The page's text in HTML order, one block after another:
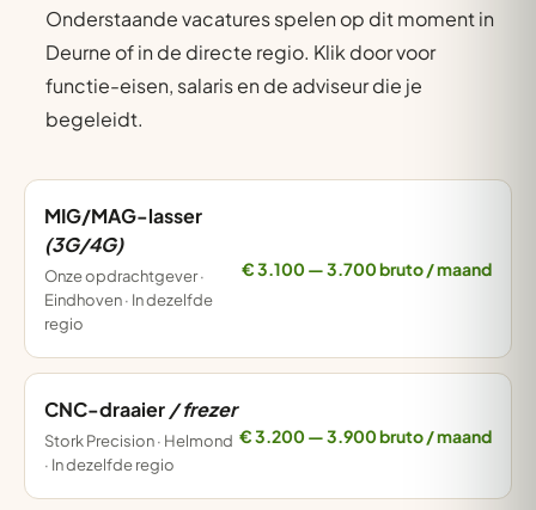
Onderstaande vacatures spelen op dit moment in
Deurne of in de directe regio. Klik door voor
functie-eisen, salaris en de adviseur die je
begeleidt.
MIG/MAG-lasser
(3G/4G)
Onze opdrachtgever ·
Eindhoven · In dezelfde
regio
€ 3.100 — 3.700 bruto / maand
CNC-draaier / frezer
Stork Precision · Helmond
· In dezelfde regio
€ 3.200 — 3.900 bruto / maand